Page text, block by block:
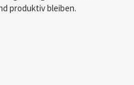
produktiv bleiben.